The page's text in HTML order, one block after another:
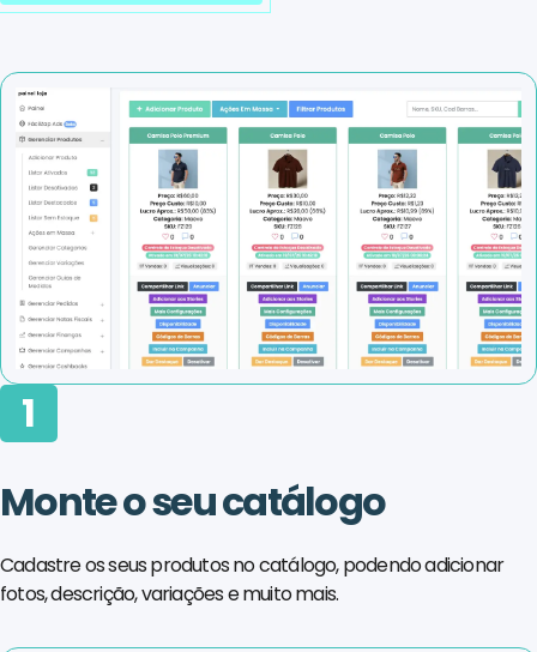
1
Monte o seu catálogo
Cadastre os seus produtos no catálogo, podendo adicionar
fotos, descrição, variações e muito mais.